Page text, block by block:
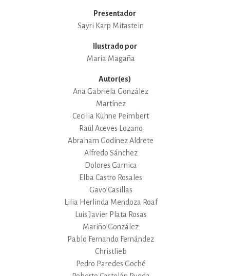
Presentador
Sayri Karp Mitastein
Ilustrado por
María Magaña
Autor(es)
Ana Gabriela González
Martínez
Cecilia Kühne Peimbert
Raúl Aceves Lozano
Abraham Godínez Aldrete
Alfredo Sánchez
Dolores Garnica
Elba Castro Rosales
Gavo Casillas
Lilia Herlinda Mendoza Roaf
Luis Javier Plata Rosas
Mariño González
Pablo Fernando Fernández
Christlieb
Pedro Paredes Goché